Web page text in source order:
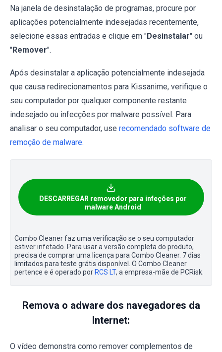
Na janela de desinstalação de programas, procure por
aplicações potencialmente indesejadas recentemente,
selecione essas entradas e clique em "Desinstalar" ou
"Remover".
Após desinstalar a aplicação potencialmente indesejada
que causa redirecionamentos para Kissanime, verifique o
seu computador por qualquer componente restante
indesejado ou infecções por malware possível. Para
analisar o seu computador, use recomendado software de
remoção de malware.
DESCARREGAR removedor para infeções por
malware Android
Combo Cleaner faz uma verificação se o seu computador
estiver infetado. Para usar a versão completa do produto,
precisa de comprar uma licença para Combo Cleaner. 7 dias
limitados para teste grátis disponível. O Combo Cleaner
pertence e é operado por RCS LT, a empresa-mãe de PCRisk.
Remova o adware dos navegadores da
Internet:
O vídeo demonstra como remover complementos de